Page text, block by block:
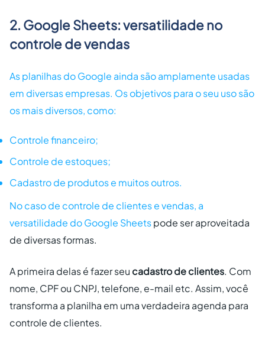
2. Google Sheets: versatilidade no
controle de vendas
As planilhas do Google ainda são amplamente usadas
em diversas empresas. Os objetivos para o seu uso são
os mais diversos, como:
Controle financeiro;
Controle de estoques;
Cadastro de produtos e muitos outros.
No caso de controle de clientes e vendas, a
versatilidade do Google Sheetspode ser aproveitada
de diversas formas.
A primeira delas é fazer seu cadastro de clientes. Com
nome, CPF ou CNPJ, telefone, e-mail etc. Assim, você
transforma a planilha em uma verdadeira agenda para
controle de clientes.